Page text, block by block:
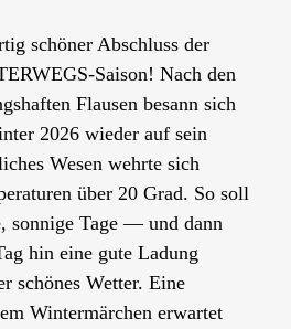
schöner Abschluss der
Saison! Nach den
Flausen besann sich
2026 wieder auf sein
Wesen wehrte sich
über 20 Grad. So soll
sonnige Tage — und dann
hin eine gute Ladung
schönes Wetter. Eine
Wintermärchen erwartet